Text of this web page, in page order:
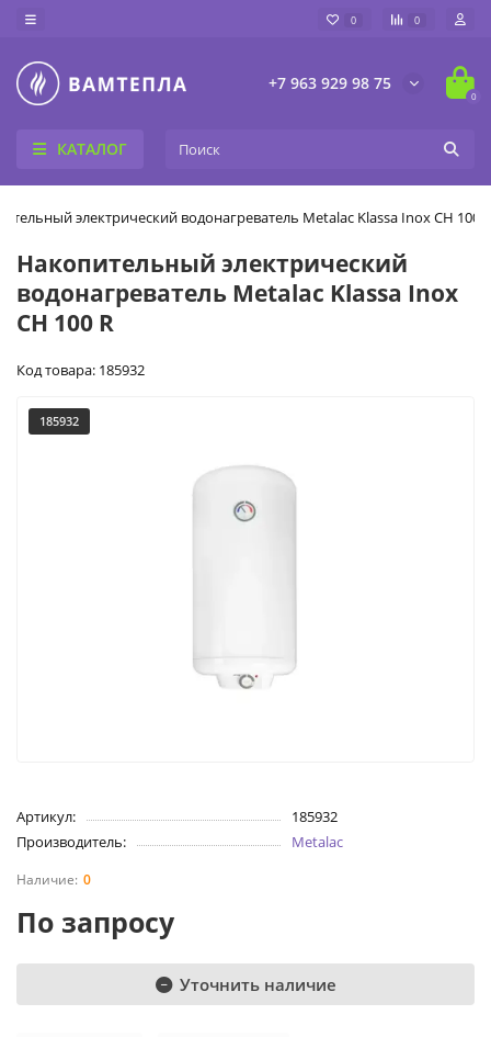
0 0
+7 963 929 98 75
0
КАТАЛОГ
электрический водонагреватель Metalac Klassa Inox CH 100 R
Накопительный электрический
водонагреватель Metalac Klassa Inox
CH 100 R
Код товара: 185932
185932
Артикул:
185932
Производитель:
Metalac
0
По запросу
Уточнить наличие